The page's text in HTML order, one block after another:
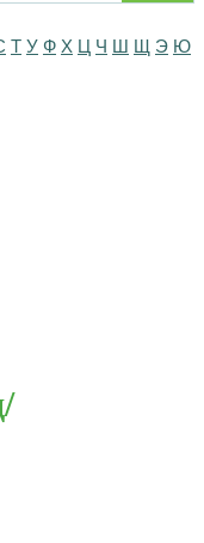
Т У Ф Х Ц Ч Ш Щ Э Ю